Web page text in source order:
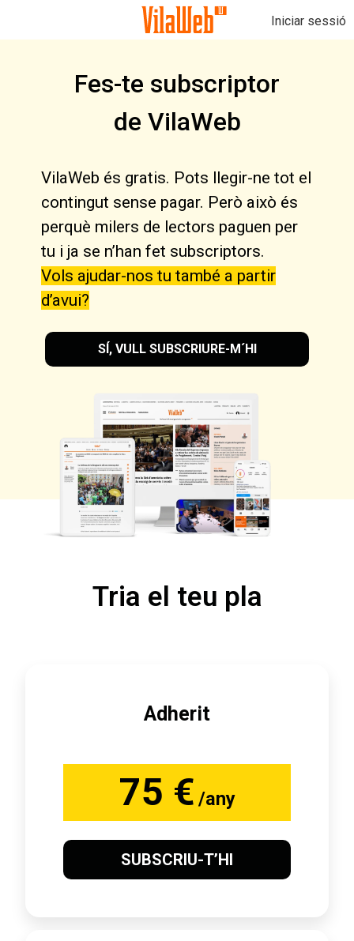
Iniciar sessió
Fes-te subscriptor
de VilaWeb
VilaWeb és gratis. Pots llegir-ne tot el
contingut sense pagar. Però això és
perquè milers de lectors paguen per
tu i ja se n’han fet subscriptors.
Vols ajudar-nos tu també a partir
d’avui?
SÍ, VULL SUBSCRIURE-M´HI
Tria el teu pla
Adherit
75 € /any
SUBSCRIU-T’HI